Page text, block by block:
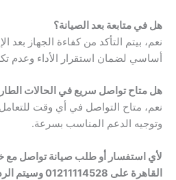
هل في متابعة بعد الصيانة؟
نعم، بيتم التأكد من كفاءة الجهاز بعد
أساسي لضمان استقرار الأداء وعدم
هل متاح تواصل سريع في الحالات
نعم، متاح التواصل في أي وقت
وتوجيه الدعم المناسب بسرعة.
لأي استفسار أو طلب صيانة تواصل مع
القاهرة على 01211114528 وسيتم الرد عليك فورًا